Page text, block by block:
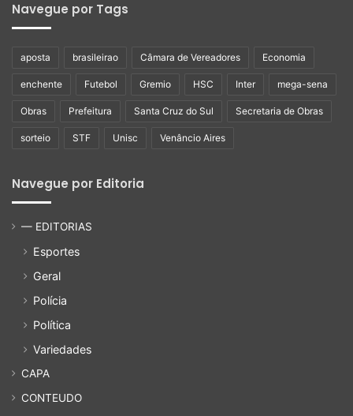
Navegue por Tags
aposta brasileirao Câmara de Vereadores Economia
enchente Futebol Gremio HSC Inter mega-sena
Obras Prefeitura Santa Cruz do Sul Secretaria de Obras
sorteio STF Unisc Venâncio Aires
Navegue por Editoria
— EDITORIAS
Esportes
Geral
Polícia
Política
Variedades
CAPA
CONTEUDO